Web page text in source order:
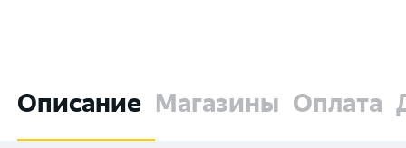
Описание Магазины Оплата